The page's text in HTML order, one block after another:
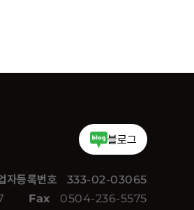
블로그
자등록번호 333-02-03065
Fax 0504-236-5575